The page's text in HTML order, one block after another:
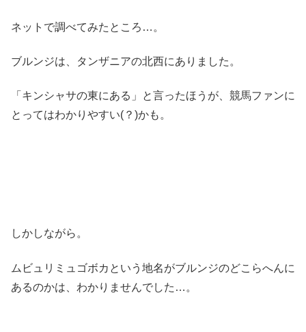
ネットで調べてみたところ…。
ブルンジは、タンザニアの北西にありました。
「キンシャサの東にある」と言ったほうが、競馬ファンに
とってはわかりやすい(？)かも。
しかしながら。
ムビュリミュゴボカという地名がブルンジのどこらへんに
あるのかは、わかりませんでした…。